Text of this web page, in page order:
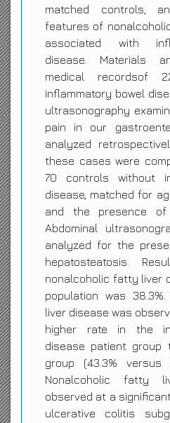
matched controls,
features of
associated with
disease. Materials
medical recordsof
inflammatory bowel
ultrasonography
pain in our
analyzed
these cases were
70 controls without
disease, matched for
and the presence of
Abdominal
analyzed for the
hepatosteatosis.
nonalcoholic fatty liver
population was
liver disease was
higher rate in the
disease patient
group (43.3%
Nonalcoholic fatty
observed at a
ulcerative colitis